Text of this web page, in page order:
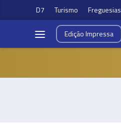
D7 Turismo Freguesias
EdiçãoImpressa